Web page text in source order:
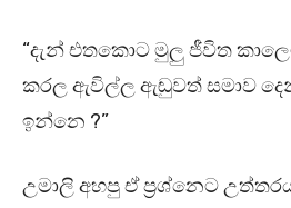
“දැන් එතකොට මුලු ජීවිත
කරල ඇවිල්ල ඇඬුවත් සමාව
ඉන්නෙ ?”
උමාලි අහපු ඒ ප්‍රශ්නෙට